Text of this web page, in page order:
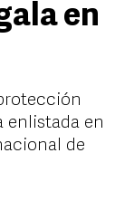
en
enlistada en
de